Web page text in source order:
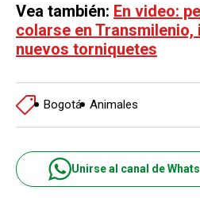
Vea también: En video:
colarse en
nuevos torniquetes
Bogotá Animales
Unirse al canal de